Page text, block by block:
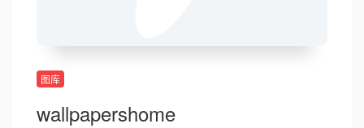
图库
wallpapershome